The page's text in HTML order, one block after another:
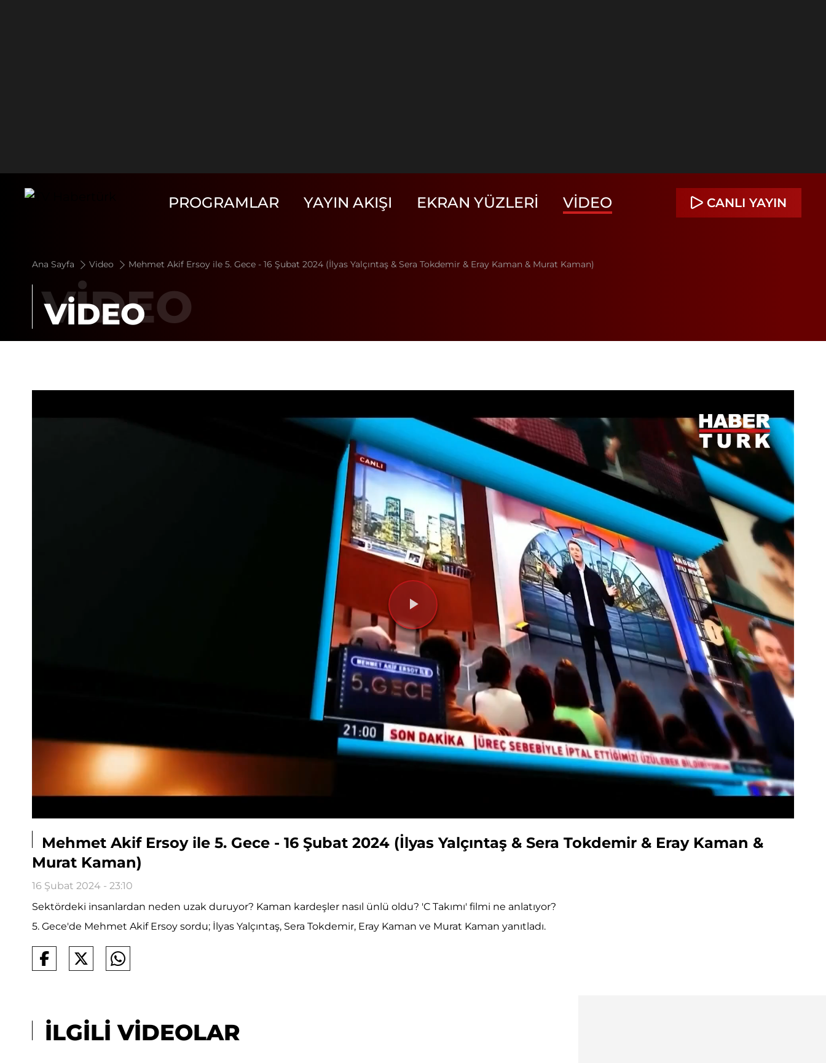
PROGRAMLAR YAYIN AKIŞI EKRAN YÜZLERI VIDEO CANLI YAYIN
Ana Sayfa Video Mehmet Akif Ersoy ile 5. Gece - 16 Şubat 2024 (İlyas Yalçıntaş & Sera Tokdemir & Eray Kaman & Murat Kaman)
VİDEO
Videoyu
Oynat
Mehmet Akif Ersoy ile 5. Gece - 16 Şubat 2024 (İlyas Yalçıntaş & Sera Tokdemir & Eray Kaman &
Murat Kaman)
16 Şubat 2024 - 23:10
Sektördeki insanlardan neden uzak duruyor? Kaman kardeşler nasıl ünlü oldu? 'C Takımı' filmi ne anlatıyor?
5. Gece'de Mehmet Akif Ersoy sordu; İlyas Yalçıntaş, Sera Tokdemir, Eray Kaman ve Murat Kaman yanıtladı.
İLGİLİ VİDEOLAR